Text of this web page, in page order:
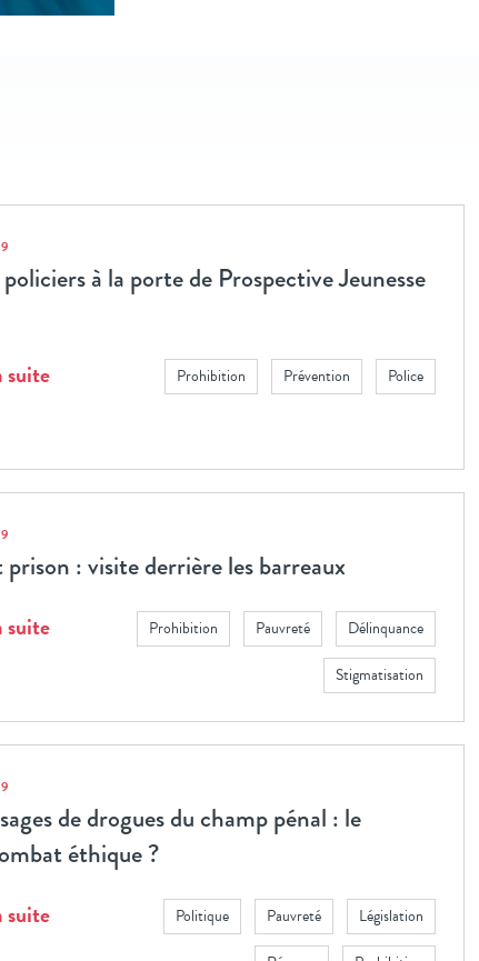
à la porte de Prospective Jeunesse
Police
Prévention
Prohibition
suite
: visite derrière les barreaux
Délinquance
Pauvreté
Prohibition
Stigmatisation
suite
de drogues du champ pénal : le
éthique ?
Législation
Pauvreté
Politique
suite